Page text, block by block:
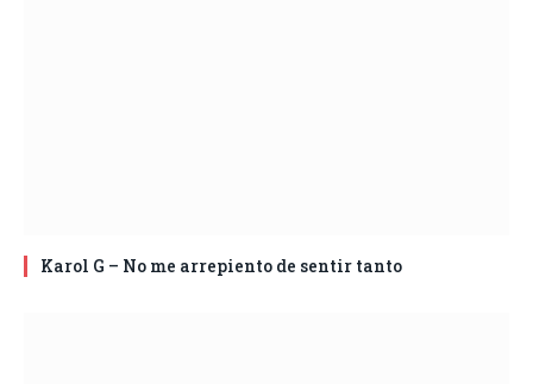
Karol G – No me arrepiento de sentir tanto